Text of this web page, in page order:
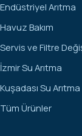
Endüstriyel Arıtma
Havuz Bakım
Servis ve Filtre
İzmir Su Arıtma
Kuşadası Su Arıtma
Tüm Ürünler